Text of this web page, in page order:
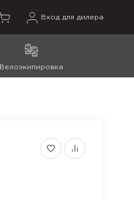
Вход для дилера
Велоэкипировка